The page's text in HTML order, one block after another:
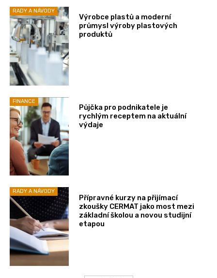
RADY A NÁVODY
Výrobce plastů a moderní
průmysl výroby plastových
produktů
FINANCE
Půjčka pro podnikatele je
rychlým receptem na aktuální
výdaje
RADY A NÁVODY
Přípravné kurzy na přijímací
zkoušky CERMAT jako most mezi
základní školou a novou studijní
etapou